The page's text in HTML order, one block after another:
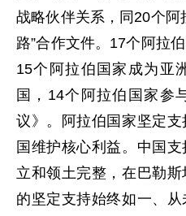
战略伙伴关系，同20个阿
路”合作文件。17个阿拉
15个阿拉伯国家成为亚
国，14个阿拉伯国家参
议》。阿拉伯国家坚定
国维护核心利益。中国
立和领土完整，在巴勒
的坚定支持始终如一、